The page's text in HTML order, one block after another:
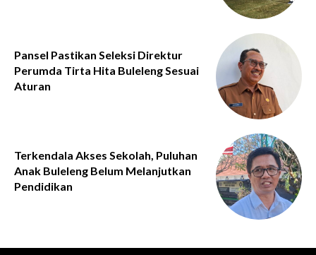
Pansel Pastikan Seleksi Direktur
Perumda Tirta Hita Buleleng Sesuai
Aturan
Terkendala Akses Sekolah, Puluhan
Anak Buleleng Belum Melanjutkan
Pendidikan